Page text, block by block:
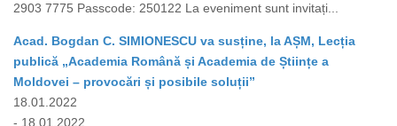
2903 7775 Passcode: 250122 La eveniment sunt invitați...
Acad. Bogdan C. SIMIONESCU va susține, la AȘM, Lecția
publică „Academia Română și Academia de Științe a
Moldovei – provocări și posibile soluții”
18.01.2022
- 18.01.2022